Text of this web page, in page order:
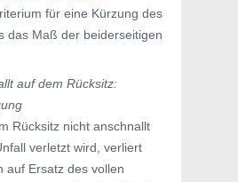
für eine Kürzung des
das Maß der beiderseitigen
auf dem Rücksitz:
Rücksitz nicht anschnallt
verletzt wird, verliert
auf Ersatz des vollen